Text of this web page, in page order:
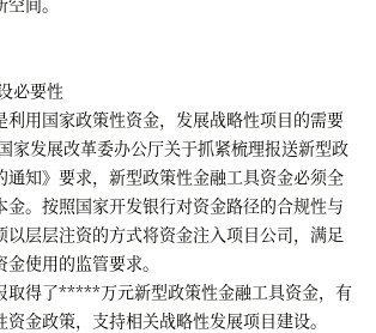
必要性
用国家政策性资金，发展战略性项目的需要
发展改革委办公厅关于抓紧梳理报送新型政
通知》要求，新型政策性金融工具资金必须全
金。按照国家开发银行对资金路径的合规性与
以层层注资的方式将资金注入项目公司，满足
使用的监管要求。
得了*****万元新型政策性金融工具资金，有
金政策，支持相关战略性发展项目建设。